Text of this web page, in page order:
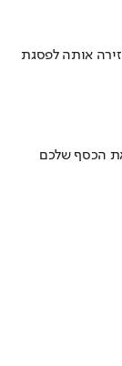
אותה לפסגת
הכסף שלכם